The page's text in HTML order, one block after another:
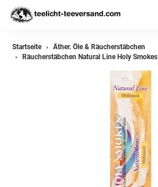
Startseite
Äther. Öle & Räucherstäbchen
Räucherstäbchen Natural Line Holy Smokes